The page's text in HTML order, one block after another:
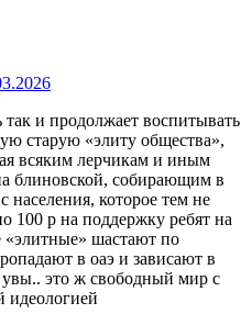
так и продолжает воспитывать
старую «элиту общества»,
всяким лерчикам и иным
блиновской, собирающим в
населения, которое тем не
100 р на поддержку ребят на
«элитные» шастают по
в оаэ и зависают в
увы.. это ж свободный мир с
идеологией